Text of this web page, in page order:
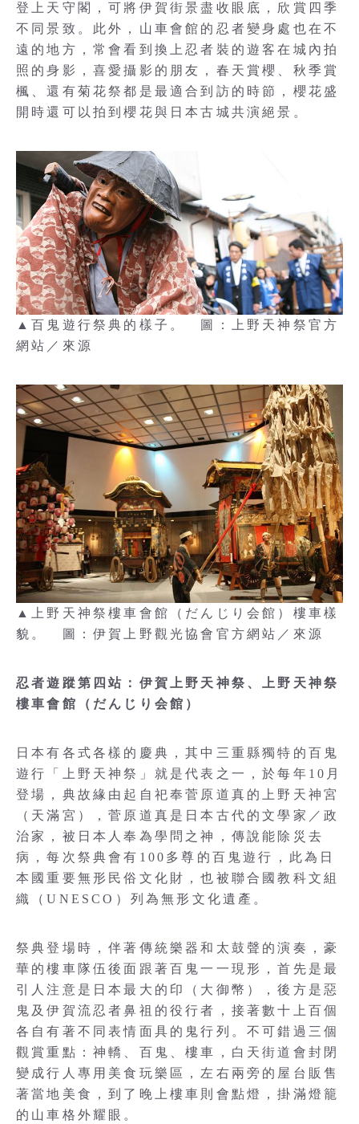
登上天守閣，可將伊賀街景盡收眼底，欣賞四季
不同景致。此外，山車會館的忍者變身處也在不
遠的地方，常會看到換上忍者裝的遊客在城內拍
照的身影，喜愛攝影的朋友，春天賞櫻、秋季賞
楓、還有菊花祭都是最適合到訪的時節，櫻花盛
開時還可以拍到櫻花與日本古城共演絕景。
▲百鬼遊行祭典的樣子。 圖：上野天神祭官方
網站／來源
▲上野天神祭樓車會館（だんじり会館）樓車樣
貌。 圖：伊賀上野觀光協會官方網站／來源
忍者遊蹤第四站：伊賀上野天神祭、上野天神祭
樓車會館（だんじり会館）
日本有各式各樣的慶典，其中三重縣獨特的百鬼
遊行「上野天神祭」就是代表之一，於每年10月
登場，典故緣由起自祀奉菅原道真的上野天神宮
（天滿宮），菅原道真是日本古代的文學家／政
治家，被日本人奉為學問之神，傳說能除災去
病，每次祭典會有100多尊的百鬼遊行，此為日
本國重要無形民俗文化財，也被聯合國教科文組
織（UNESCO）列為無形文化遺產。
祭典登場時，伴著傳統樂器和太鼓聲的演奏，豪
華的樓車隊伍後面跟著百鬼一一現形，首先是最
引人注意是日本最大的印（大御幣），後方是惡
鬼及伊賀流忍者鼻祖的役行者，接著數十上百個
各自有著不同表情面具的鬼行列。不可錯過三個
觀賞重點：神轎、百鬼、樓車，白天街道會封閉
變成行人專用美食玩樂區，左右兩旁的屋台販售
著當地美食，到了晚上樓車則會點燈，掛滿燈籠
的山車格外耀眼。